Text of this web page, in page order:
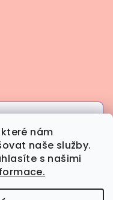
nám
naše služby.
s našimi